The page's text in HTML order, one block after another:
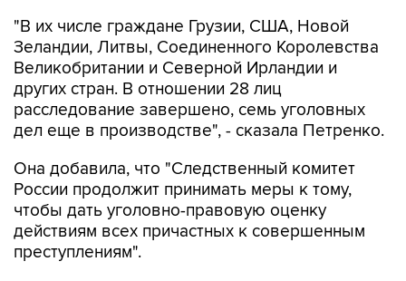
"В их числе граждане Грузии, США, Новой
Зеландии, Литвы, Соединенного Королевства
Великобритании и Северной Ирландии и
других стран. В отношении 28 лиц
расследование завершено, семь уголовных
дел еще в производстве", - сказала Петренко.
Она добавила, что "Cледственный комитет
России продолжит принимать меры к тому,
чтобы дать уголовно-правовую оценку
действиям всех причастных к совершенным
преступлениям".